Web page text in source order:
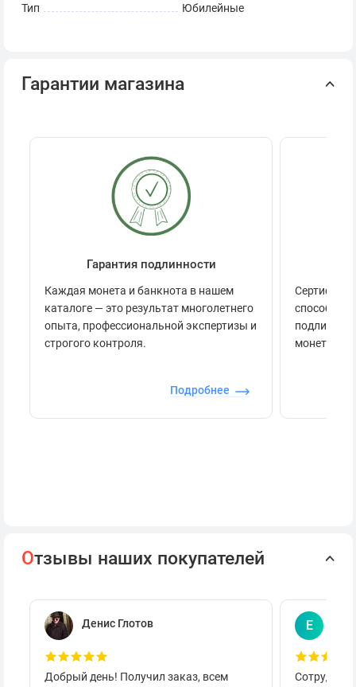
Тип
Юбилейные
Гарантии магазина
Гарантия подлинности
Каждая монета и банкнота в нашем
каталоге — это результат многолетнего
опыта, профессиональной экспертизы и
строгого контроля.
Подробнее
способов
монеты.
Отзывы наших покупателей
Денис Глотов
Добрый день! Получил заказ, всем
Е